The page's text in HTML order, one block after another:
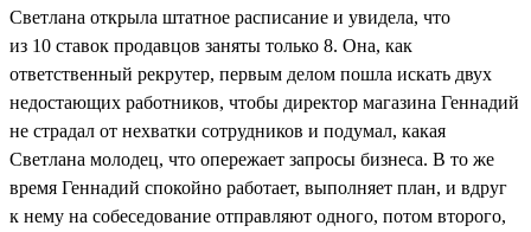
Светлана открыла штатное расписание и увидела, что
из 10 ставок продавцов заняты только 8. Она, как
ответственный рекрутер, первым делом пошла искать двух
недостающих работников, чтобы директор магазина Геннадий
не страдал от нехватки сотрудников и подумал, какая
Светлана молодец, что опережает запросы бизнеса. В то же
время Геннадий спокойно работает, выполняет план, и вдруг
к нему на собеседование отправляют одного, потом второго,